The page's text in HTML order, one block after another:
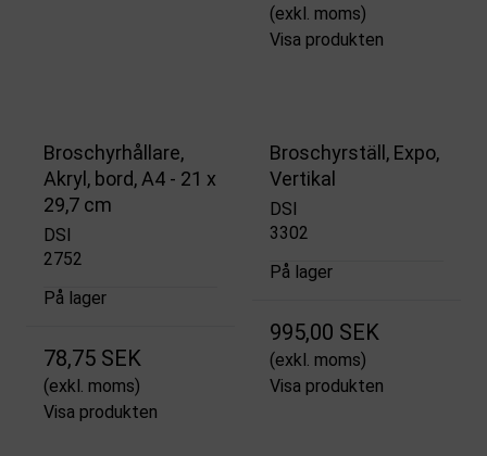
(exkl. moms)
Visa produkten
Broschyrhållare,
Akryl, bord, A4 - 21 x
29,7 cm
DSI
2752
På lager
78,75 SEK
(exkl. moms)
Visa produkten
Broschyrställ, Expo,
Vertikal
DSI
3302
På lager
995,00 SEK
(exkl. moms)
Visa produkten